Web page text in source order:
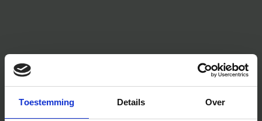
Toestemming Details Over